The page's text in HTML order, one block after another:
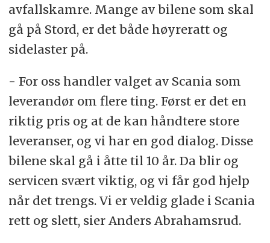
avfallskamre. Mange av bilene som skal
gå på Stord, er det både høyreratt og
sidelaster på.
- For oss handler valget av Scania som
leverandør om flere ting. Først er det en
riktig pris og at de kan håndtere store
leveranser, og vi har en god dialog. Disse
bilene skal gå i åtte til 10 år. Da blir og
servicen svært viktig, og vi får god hjelp
når det trengs. Vi er veldig glade i Scania
rett og slett, sier Anders Abrahamsrud.